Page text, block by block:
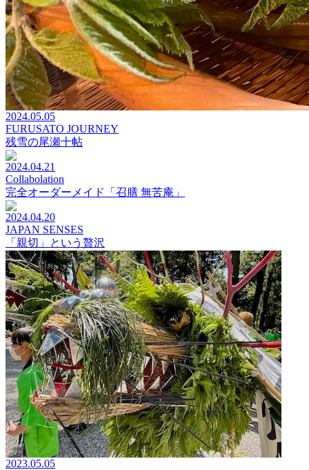
2024.05.05
FURUSATO JOURNEY
残雪の尾瀬十帖
2024.04.21
Collabolation
完全オーダーメイド「召膳 無苦庵」
2024.04.20
JAPAN SENSES
「親切」という贅沢
2023.05.05